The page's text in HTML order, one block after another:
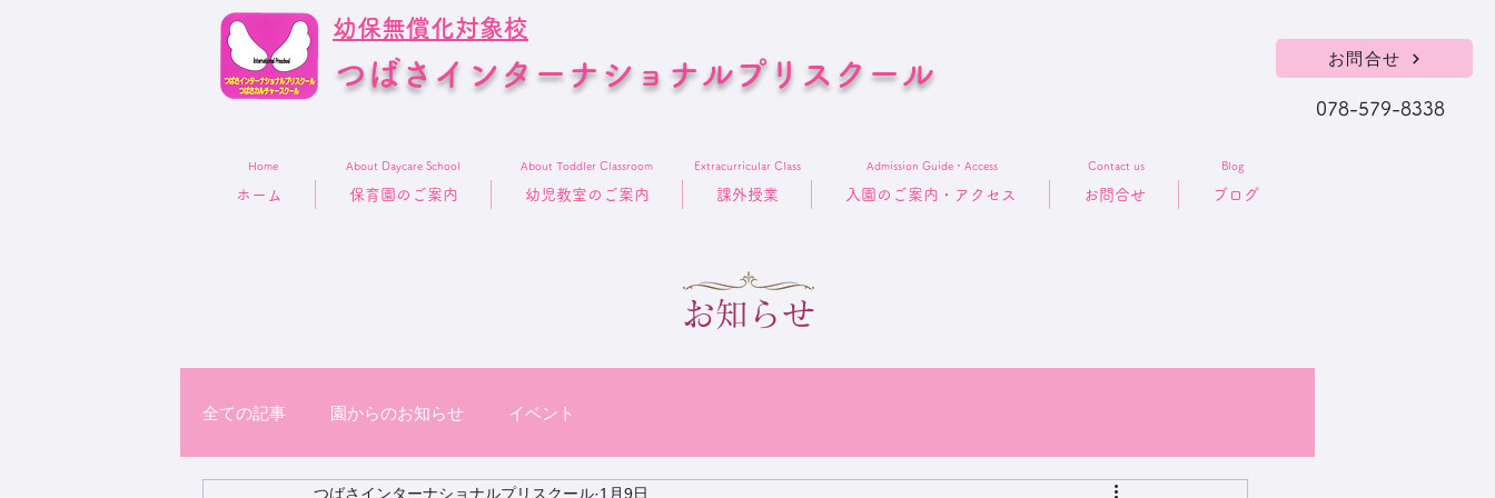
お問合せ
078-579-8338
幼保無償化対象校
つばさインターナショナルプリスクール
Home About Daycare School About Toddler Classroom Extracurricular Class Admission Guide・Access Contact us Blog
ホーム 保育園のご案内 幼児教室のご案内 課外授業 入園のご案内・アクセス お問合せ ブログ
お知らせ
全ての記事 園からのお知らせ イベント
つばさインターナショナルプリスクール 1月9日